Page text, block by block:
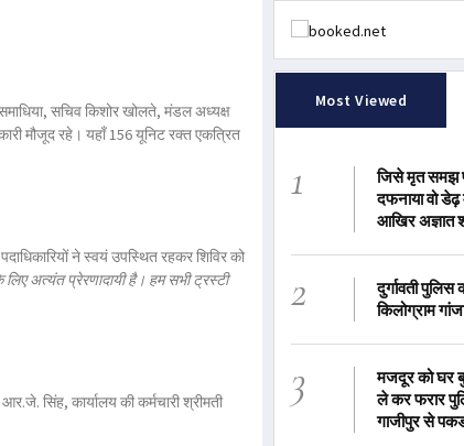
, सचिवकिशोर खोलते, मंडल अध्यक्ष
मौजूद रहे। यहाँ156 यूनिट रक्तएकत्रित
ने स्वयं उपस्थित रहकर शिविर को
अत्यंत प्रेरणादायी है। हम सभी ट्रस्टी
आर.जे. सिंह, कार्यालय की कर्मचारीश्रीमती
Most Viewed
1
जिसे मृत समझ
दफनाया वो डेढ़
आखिर अज्ञात
2
दुर्गावती पुलिस
किलोग्राम
3
मजदूर को घर
ले कर फरार
गाजीपुर से